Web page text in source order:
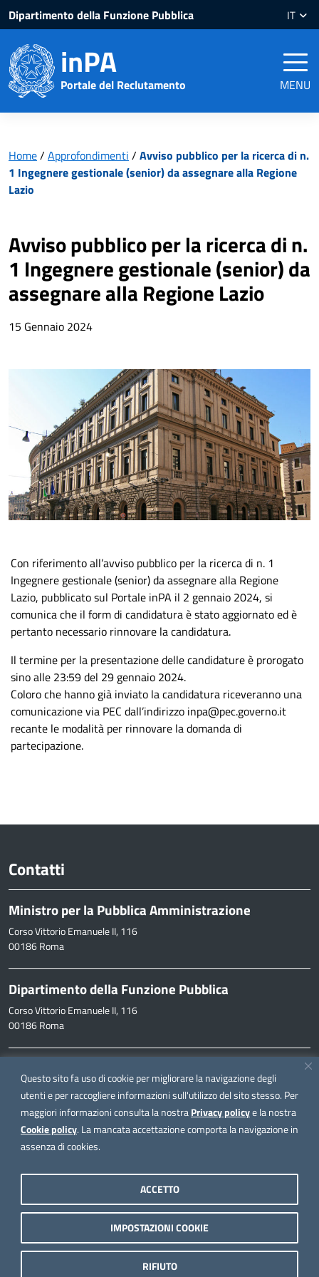
Questo sito fa uso di cookie per migliorare la navigazione degli
utenti e per raccogliere informazioni sull'utilizzo del sito stesso. Per
maggiori informazioni consulta la nostraPrivacy policye la nostra
Cookie policy. La mancata accettazione comporta la navigazione in
assenza di cookies.
IMPOSTAZIONI COOKIE
RIFIUTO
ACCETTO
Salta
al
contenuto
Salta
al
pagina
Dipartimento della Funzione Pubblica IT
inPA
Portale del Reclutamento MENU
Home/ Approfondimenti / Avviso pubblico per la ricerca di n.
1 Ingegnere gestionale (senior) da assegnare alla Regione
Lazio
Avviso pubblico per la ricerca di n.
1 Ingegnere gestionale (senior) da
assegnare alla Regione Lazio
15 Gennaio 2024
Con riferimento all’avviso pubblico per la ricerca di n. 1
Ingegnere gestionale (senior) da assegnare alla Regione
Lazio, pubblicato sul Portale inPA il 2 gennaio 2024, si
comunica che il form di candidatura è stato aggiornato ed è
pertanto necessario rinnovare la candidatura.
Il termine per la presentazione delle candidature è prorogato
sino alle 23:59 del 29 gennaio 2024.
Coloro che hanno già inviato la candidatura riceveranno una
comunicazione via PEC dall’indirizzo inpa@pec.governo.it
recante le modalità per rinnovare la domanda di
partecipazione.
Contatti
Ministro per la Pubblica Amministrazione
Corso Vittorio Emanuele II, 116
00186 Roma
Dipartimento della Funzione Pubblica
Corso Vittorio Emanuele II, 116
00186 Roma
inpa@funzionepubblica.it
FAQ
FAQ – Domande e risposte
Seguici su
Note legali